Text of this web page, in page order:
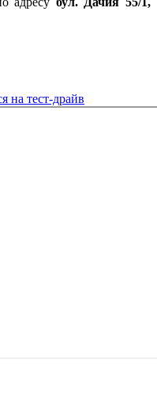
новым RX!
на тест-драйв